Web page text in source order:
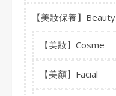
【美妝保養】Beauty
【美妝】Cosme
【美顏】Facial